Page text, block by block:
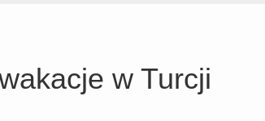
w Turcji